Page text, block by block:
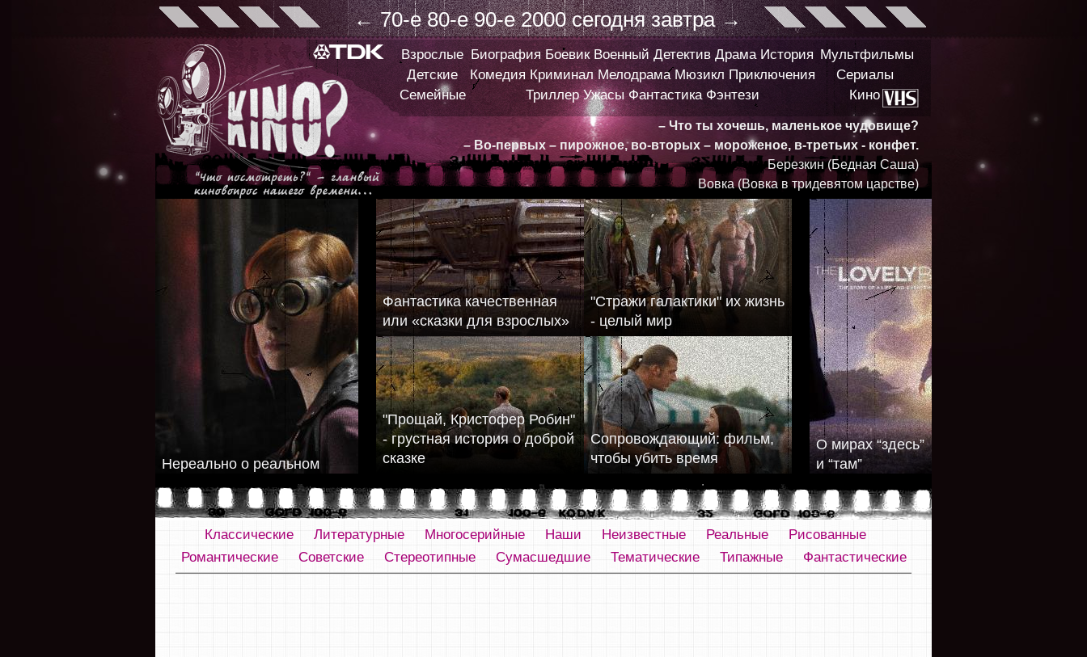
← 70-е 80-е 90-е 2000 сегодня завтра →
Взрослые
Детские
Семейные
Биография Боевик Военный Детектив Драма История
Комедия Криминал Мелодрама Мюзикл Приключения
Триллер Ужасы Фантастика Фэнтези
Мультфильмы
Сериалы
Кино
– Что ты хочешь, маленькое чудовище?
– Во-первых – пирожное, во-вторых – мороженое, в-третьих - конфет.
Березкин (Бедная Саша)
Вовка (Вовка в тридевятом царстве)
Нереально о реальном
Фантастика качественная
или «сказки для взрослых»
"Стражи галактики" их жизнь
- целый мир
"Прощай, Кристофер Робин"
- грустная история о доброй
сказке
Сопровождающий: фильм,
чтобы убить время
О мирах “здесь”
и “там”
Классические Литературные Многосерийные Наши Неизвестные Реальные
Рисованные
Романтические
Советские Стереотипные Сумасшедшие Тематические Типажные Фантастические